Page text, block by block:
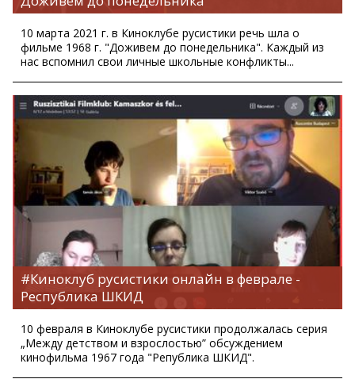
10 марта 2021 г. в Киноклубе русистики речь шла о
фильме 1968 г. "Доживем до понедельника". Каждый из
нас вспомнил свои личные школьные конфликты...
#Киноклуб русистики онлайн в феврале -
Республика ШКИД
10 февраля в Киноклубе русистики продолжалась серия
„Между детством и взрослостью” обсуждением
кинофильма 1967 года "Република ШКИД".